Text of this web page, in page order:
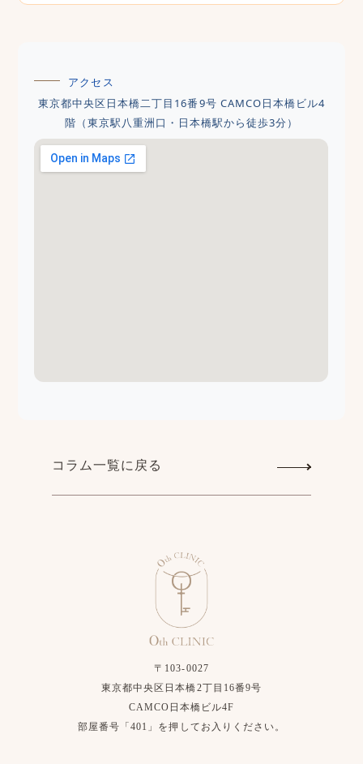
アクセス
東京都中央区日本橋二丁目16番9号 CAMCO日本橋ビル4
階（東京駅八重洲口・日本橋駅から徒歩3分）
コラム一覧に戻る
〒103-0027
東京都中央区日本橋2丁目16番9号
CAMCO日本橋ビル4F
部屋番号「401」を押してお入りください。